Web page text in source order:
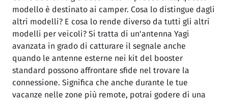
modello è destinato ai camper. Cosa lo distingue dagli
altri modelli? E cosa lo rende diverso da tutti gli altri
modelli per veicoli? Si tratta di un'antenna Yagi
avanzata in grado di catturare il segnale anche
quando le antenne esterne nei kit del booster
standard possono affrontare sfide nel trovare la
connessione. Significa che anche durante le tue
vacanze nelle zone più remote, potrai godere di una